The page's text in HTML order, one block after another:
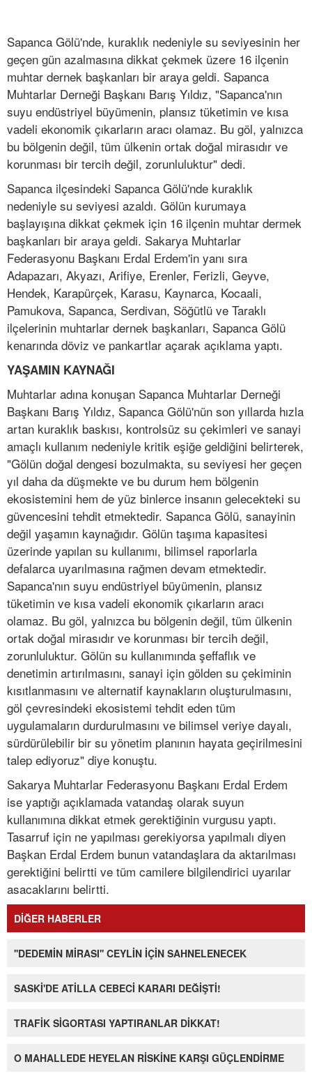
Sapanca Gölü'nde, kuraklık nedeniyle su seviyesinin her
geçen gün azalmasına dikkat çekmek üzere 16 ilçenin
muhtar dernek başkanları bir araya geldi. Sapanca
Muhtarlar Derneği Başkanı Barış Yıldız, "Sapanca'nın
suyu endüstriyel büyümenin, plansız tüketimin ve kısa
vadeli ekonomik çıkarların aracı olamaz. Bu göl, yalnızca
bu bölgenin değil, tüm ülkenin ortak doğal mirasıdır ve
korunması bir tercih değil, zorunluluktur" dedi.
Sapanca ilçesindeki Sapanca Gölü'nde kuraklık
nedeniyle su seviyesi azaldı. Gölün kurumaya
başlayışına dikkat çekmek için 16 ilçenin muhtar dermek
başkanları bir araya geldi. Sakarya Muhtarlar
Federasyonu Başkanı Erdal Erdem'in yanı sıra
Adapazarı, Akyazı, Arifiye, Erenler, Ferizli, Geyve,
Hendek, Karapürçek, Karasu, Kaynarca, Kocaali,
Pamukova, Sapanca, Serdivan, Söğütlü ve Taraklı
ilçelerinin muhtarlar dernek başkanları, Sapanca Gölü
kenarında döviz ve pankartlar açarak açıklama yaptı.
YAŞAMIN KAYNAĞI
Muhtarlar adına konuşan Sapanca Muhtarlar Derneği
Başkanı Barış Yıldız, Sapanca Gölü'nün son yıllarda hızla
artan kuraklık baskısı, kontrolsüz su çekimleri ve sanayi
amaçlı kullanım nedeniyle kritik eşiğe geldiğini belirterek,
"Gölün doğal dengesi bozulmakta, su seviyesi her geçen
yıl daha da düşmekte ve bu durum hem bölgenin
ekosistemini hem de yüz binlerce insanın gelecekteki su
güvencesini tehdit etmektedir. Sapanca Gölü, sanayinin
değil yaşamın kaynağıdır. Gölün taşıma kapasitesi
üzerinde yapılan su kullanımı, bilimsel raporlarla
defalarca uyarılmasına rağmen devam etmektedir.
Sapanca'nın suyu endüstriyel büyümenin, plansız
tüketimin ve kısa vadeli ekonomik çıkarların aracı
olamaz. Bu göl, yalnızca bu bölgenin değil, tüm ülkenin
ortak doğal mirasıdır ve korunması bir tercih değil,
zorunluluktur. Gölün su kullanımında şeffaflık ve
denetimin artırılmasını, sanayi için gölden su çekiminin
kısıtlanmasını ve alternatif kaynakların oluşturulmasını,
göl çevresindeki ekosistemi tehdit eden tüm
uygulamaların durdurulmasını ve bilimsel veriye dayalı,
sürdürülebilir bir su yönetim planının hayata geçirilmesini
talep ediyoruz" diye konuştu.
Sakarya Muhtarlar Federasyonu Başkanı Erdal Erdem
ise yaptığı açıklamada vatandaş olarak suyun
kullanımına dikkat etmek gerektiğinin vurgusu yaptı.
Tasarruf için ne yapılması gerekiyorsa yapılmalı diyen
Başkan Erdal Erdem bunun vatandaşlara da aktarılması
gerektiğini belirtti ve tüm camilere bilgilendirici uyarılar
asacaklarını belirtti.
DİĞER HABERLER
''DEDEMİN MİRASI'' CEYLİN İÇİN SAHNELENECEK
SASKİ'DE ATİLLA CEBECİ KARARI DEĞİŞTİ!
TRAFİK SİGORTASI YAPTIRANLAR DİKKAT!
O MAHALLEDE HEYELAN RİSKİNE KARŞI GÜÇLENDİRME